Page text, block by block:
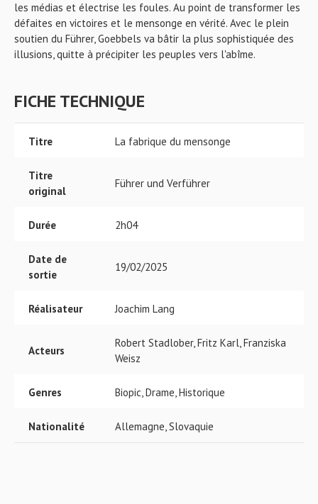
les médias et électrise les foules. Au point de transformer les
défaites en victoires et le mensonge en vérité. Avec le plein
soutien du Führer, Goebbels va bâtir la plus sophistiquée des
illusions, quitte à précipiter les peuples vers l'abîme.
FICHE TECHNIQUE
Titre La fabrique du mensonge
Titre
original
Führer und Verführer
Durée 2h04
Date de
sortie
19/02/2025
Réalisateur Joachim Lang
Acteurs
Robert Stadlober, Fritz Karl, Franziska
Weisz
Genres Biopic, Drame, Historique
Nationalité Allemagne, Slovaquie